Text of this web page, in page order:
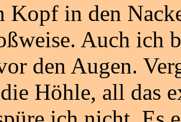
Kopf in den
Auch ich
den Augen.
Höhle, all das